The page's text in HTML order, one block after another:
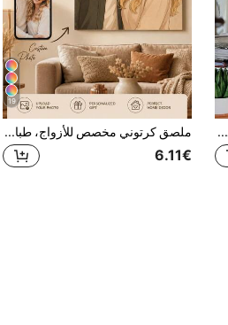
1 قطعة لوحة طباعة على قماش مخصصة بصورة حيوانك الأليف، لوحة بورتريه للحيوان الأليف المخصص، بورتريه الكلب، بورتريه القطة، لوحة قماشية ملكية فخمة للحيوان، هدية فنية شخصية، طباعة على قماش بصورك الخاصة لديكور جدران غرفة النوم والمعيشة والزفاف والحيوان الأليف والعائلة والحب والأزواج والأصدقاء والصور والهدايا الشخصية لعيد الميلاد وأفضل صديق والعائلة
19
ملصق كرتوني مخصص للأزواج، طباعة صورة مخصصة إلى بورتريه كرتوني على قماش، فن جداري عمودي بإطار أو بدون إطار، هدية رومانسية للذكرى السنوية وعيد الحب والكريسماس للأزواج، ديكور منزلي حديث لغرفة النوم وغرفة المعيشة
6.11€